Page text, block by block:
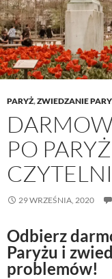
PARYŻ,ZWIEDZANIE
PO
29 WRZEŚNIA, 2020
Odbierz
Paryżu i
problemów!